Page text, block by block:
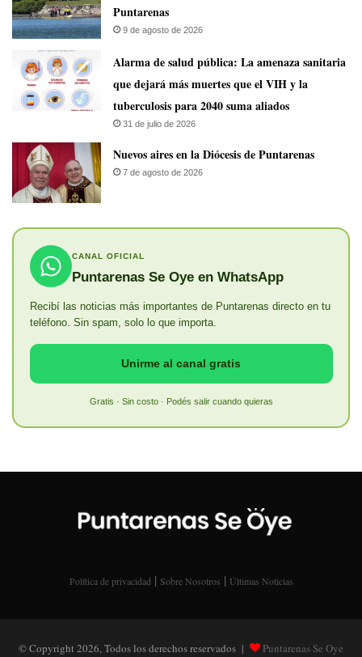
Puntarenas
9 de agosto de 2026
​Alarma de salud pública: La amenaza sanitaria
que dejará más muertes que el VIH y la
tuberculosis para 2040 suma aliados
31 de julio de 2026
​Nuevos aires en la Diócesis de Puntarenas
7 de agosto de 2026
CANAL OFICIAL
Puntarenas Se Oye en WhatsApp
Recibí las noticias más importantes de Puntarenas directo en tu
teléfono. Sin spam, solo lo que importa.
Unirme al canal gratis
Gratis · Sin costo · Podés salir cuando quieras
Política de privacidad | Sobre Nosotros | Últimas Noticias
© Copyright 2026, Todos los derechos reservados | Puntarenas Se Oye